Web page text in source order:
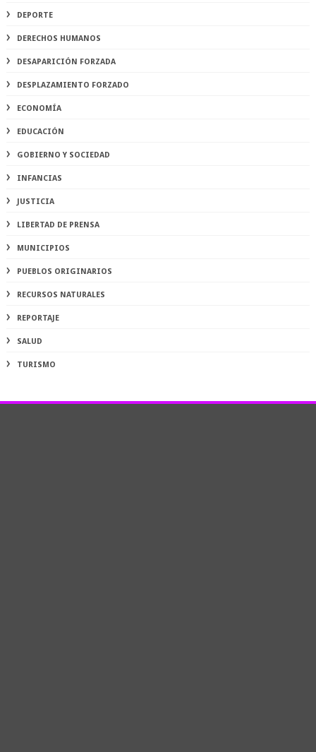
DEPORTE
DERECHOS HUMANOS
DESAPARICIÓN FORZADA
DESPLAZAMIENTO FORZADO
ECONOMÍA
EDUCACIÓN
GOBIERNO Y SOCIEDAD
INFANCIAS
JUSTICIA
LIBERTAD DE PRENSA
MUNICIPIOS
PUEBLOS ORIGINARIOS
RECURSOS NATURALES
REPORTAJE
SALUD
TURISMO